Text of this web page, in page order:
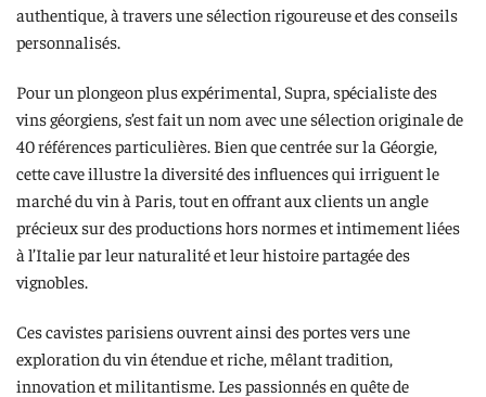
authentique, à travers une sélection rigoureuse et des conseils
personnalisés.
Pour un plongeon plus expérimental, Supra, spécialiste des
vins géorgiens, s’est fait un nom avec une sélection originale de
40 références particulières. Bien que centrée sur la Géorgie,
cette cave illustre la diversité des influences qui irriguent le
marché du vin à Paris, tout en offrant aux clients un angle
précieux sur des productions hors normes et intimement liées
à l’Italie par leur naturalité et leur histoire partagée des
vignobles.
Ces cavistes parisiens ouvrent ainsi des portes vers une
exploration du vin étendue et riche, mêlant tradition,
innovation et militantisme. Les passionnés en quête de